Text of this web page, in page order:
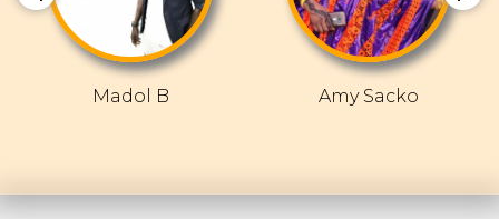
Madol B Amy Sacko